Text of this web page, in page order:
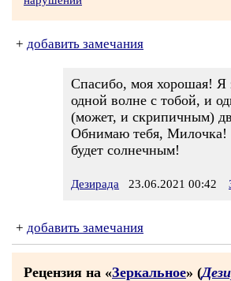
+ добавить замечания
Спасибо, моя хорошая!
одной волне с тобой, и
(может, и скрипичным)
Обнимаю тебя, Милочка!
будет солнечным!
Дезирада 23.06.2021 00:42
+ добавить замечания
Рецензия на «Зеркальное» (